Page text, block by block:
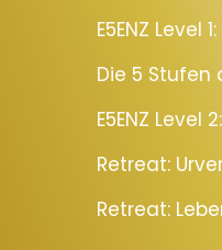
E5ENZ Level
Die 5 Stufen
E5ENZ Level
Retreat: